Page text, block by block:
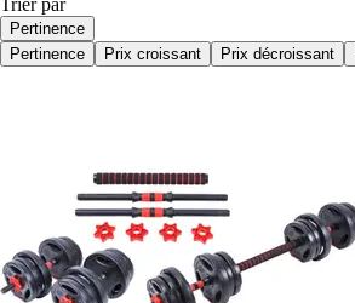
Trier par
Pertinence
Pertinence
Prix croissant Prix décroissant